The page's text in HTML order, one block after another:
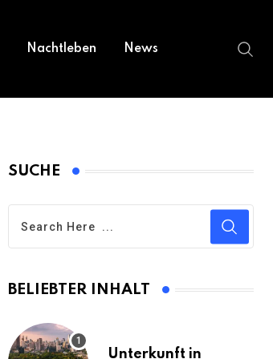
Nachtleben News
SUCHE
BELIEBTER INHALT
Unterkunft in